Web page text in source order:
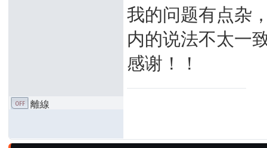
我的问题有点杂
内的说法不太一
感谢！！
離線